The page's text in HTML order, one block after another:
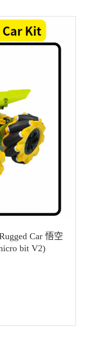
Car 悟空
bit V2)